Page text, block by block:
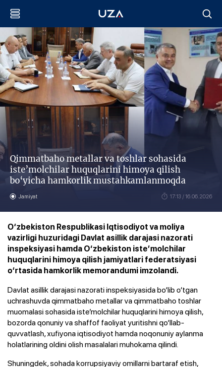
Qimmatbaho metallar va toshlar sohasida
iste’molchilar huquqlarini himoya qilish
bo‘yicha hamkorlik mustahkamlanmoqda
Jamiyat 17:13 / 16.06.2026
O‘zbekiston Respublikasi Iqtisodiyot va moliya
vazirligi huzuridagi Davlat asillik darajasi nazorati
inspeksiyasi hamda O‘zbekiston iste’molchilar
huquqlarini himoya qilish jamiyatlari federatsiyasi
o‘rtasida hamkorlik memorandumi imzolandi.
Davlat asillik darajasi nazorati inspeksiyasida bo‘lib o‘tgan
uchrashuvda qimmatbaho metallar va qimmatbaho toshlar
muomalasi sohasida iste’molchilar huquqlarini himoya qilish,
bozorda qonuniy va shaffof faoliyat yuritishni qo‘llab-
quvvatlash, xufiyona iqtisodiyot hamda noqonuniy aylanma
holatlarining oldini olish masalalari muhokama qilindi.
Shuningdek, sohada korrupsiyaviy omillarni bartaraf etish,